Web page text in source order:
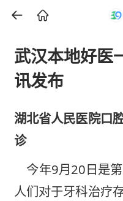
武汉本地好医
讯发布
湖北省人民医院口
诊
今年9月20日是第
人们对于牙科治疗